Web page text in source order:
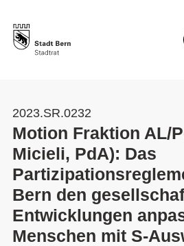
2023.SR.0232
Motion Fraktion AL/
Micieli, PdA): Das
Bern den
Entwicklungen
Menschen mit S-